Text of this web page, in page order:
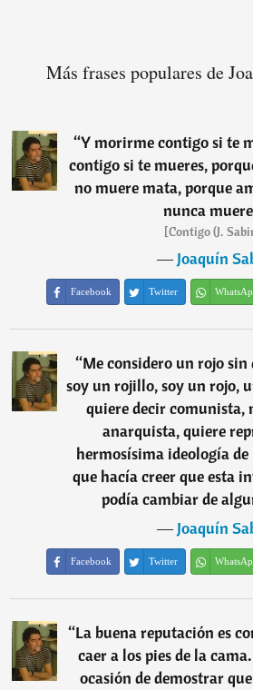
Más frases populares de
“Y morirme contigo si te
contigo si te mueres,
no muere mata, porque
nunca
[Contigo (J.
―Joaquín
Facebook Twitter
“Me considero un rojo
soy un rojillo, soy un rojo,
quiere decir comunista,
anarquista, quiere
hermosísima ideología de
que hacía creer que esta
podía cambiar de
―Joaquín
Facebook Twitter
“La buena reputación es
caer a los pies de la
ocasión de demostrar